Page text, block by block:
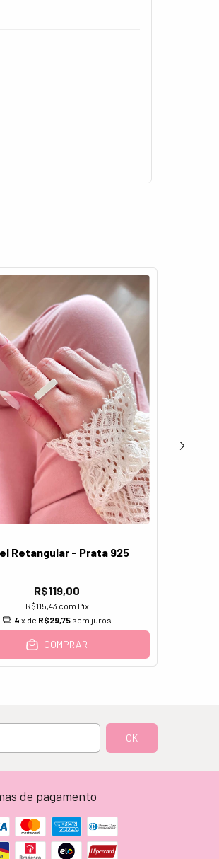
Retangular - Prata 925
R$119,00
R$115,43 com Pix
4 x de R$29,75 sem juros
COMPRAR
de pagamento